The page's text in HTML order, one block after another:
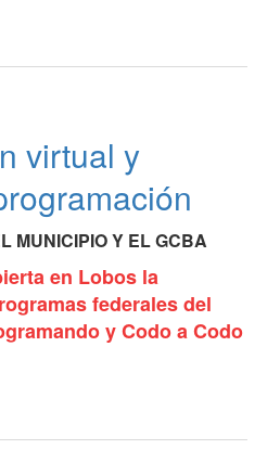
virtual y
MUNICIPIO Y EL GCBA
en Lobos la
federales del
y Codo a Codo